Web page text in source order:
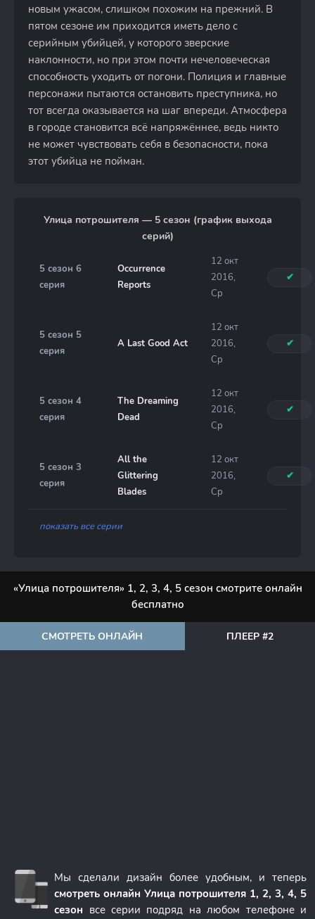
новым ужасом, слишком похожим на прежний. В
пятом сезоне им приходится иметь дело с
серийным убийцей, у которого зверские
наклонности, но при этом почти нечеловеческая
способность уходить от погони. Полиция и главные
персонажи пытаются остановить преступника, но
тот всегда оказывается на шаг впереди. Атмосфера
в городе становится всё напряжённее, ведь никто
не может чувствовать себя в безопасности, пока
этот убийца не пойман.
Улица потрошителя — 5 сезон (график выхода
серий)
5 сезон 6
серия
Occurrence
Reports
12 окт
2016,
Ср
✔
5 сезон 5
серия
A Last Good Act
12 окт
2016,
Ср
✔
5 сезон 4
серия
The Dreaming
Dead
12 окт
2016,
Ср
✔
5 сезон 3
серия
All the
Glittering
Blades
12 окт
2016,
Ср
✔
показать все серии
«Улица потрошителя» 1, 2, 3, 4, 5 сезон смотрите онлайн
бесплатно
СМОТРЕТЬ ОНЛАЙН ПЛЕЕР #2
Мы сделали дизайн более удобным, и теперь
смотреть онлайн Улица потрошителя 1, 2, 3, 4, 5
сезон все серии подряд на любом телефоне и